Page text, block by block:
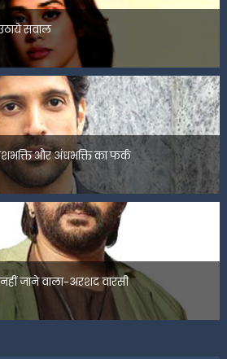
सवाल
और अंधभक्ति का फर्क
जाने वाला-अरशद वारसी